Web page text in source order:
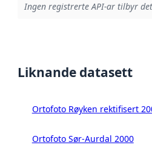
Ingen registrerte API-ar tilbyr
Liknande datasett
Ortofoto Røyken rektifisert
Ortofoto Sør-Aurdal 2000